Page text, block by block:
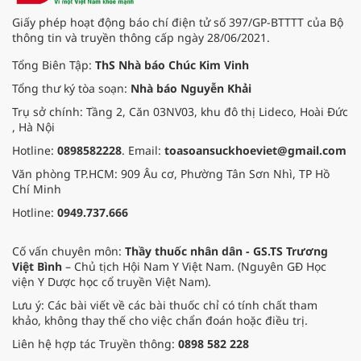
Giấy phép hoạt động báo chí điện tử số 397/GP-BTTTT của Bộ
thông tin và truyền thông cấp ngày 28/06/2021.
Tổng Biên Tập: ThS Nhà báo Chúc Kim Vinh
Tổng thư ký tòa soạn: Nhà báo Nguyễn Khải
Trụ sở chính: Tầng 2, Căn 03NV03, khu đô thị Lideco, Hoài Đức
, Hà Nội
Hotline: 0898582228. Email: toasoansuckhoeviet@gmail.com
Văn phòng TP.HCM: 909 Âu cơ, Phường Tân Sơn Nhì, TP Hồ
Chí Minh
Hotline: 0949.737.666
Cố vấn chuyên môn: Thầy thuốc nhân dân - GS.TS Trương
Việt Bình – Chủ tịch Hội Nam Y Việt Nam. (Nguyên GĐ Học
viện Y Dược học cổ truyền Việt Nam).
Lưu ý: Các bài viết về các bài thuốc chỉ có tính chất tham
khảo, không thay thế cho việc chẩn đoán hoặc điều trị.
Liên hệ hợp tác Truyền thông: 0898 582 228